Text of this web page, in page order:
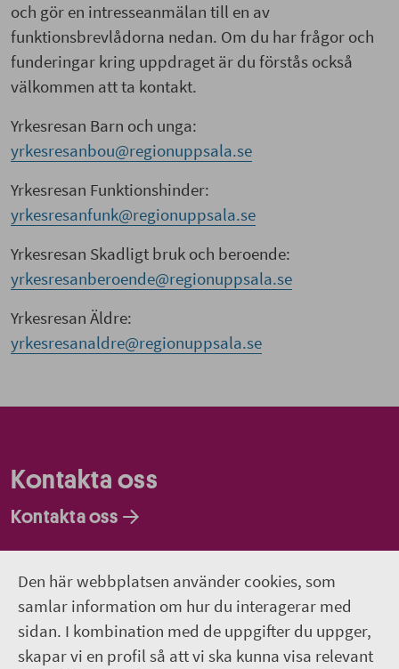
Den här webbplatsen använder cookies, som
samlar information om hur du interagerar med
sidan. I kombination med de uppgifter du uppger,
skapar vi en profil så att vi ska kunna visa relevant
och gör en intresseanmälan till en av
funktionsbrevlådorna nedan. Om du har frågor och
funderingar kring uppdraget är du förstås också
välkommen att ta kontakt.
Yrkesresan Barn och unga:
yrkesresanbou@regionuppsala.se
Yrkesresan Funktionshinder:
yrkesresanfunk@regionuppsala.se
Yrkesresan Skadligt bruk och beroende:
yrkesresanberoende@regionuppsala.se
Yrkesresan Äldre:
yrkesresanaldre@regionuppsala.se
Kontakta oss
Kontakta oss
Om webbplatsen
018-611 00 00